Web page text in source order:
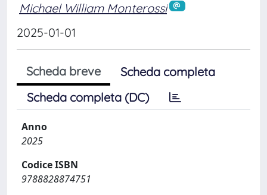
Michael William Monterossi
2025-01-01
Scheda breve
Scheda completa
Scheda completa (DC)
Anno
2025
Codice ISBN
9788828874751